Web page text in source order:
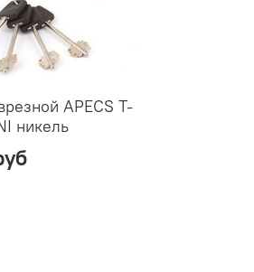
APECS T-
никель